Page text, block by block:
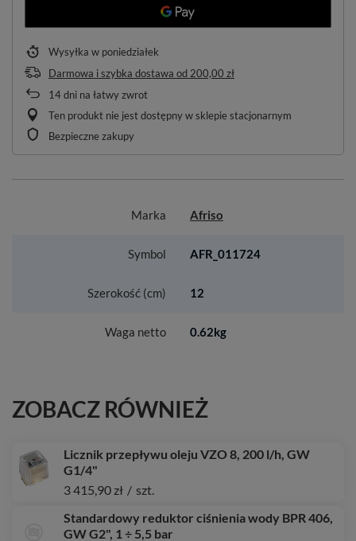
Wysyłka w poniedziałek
Darmowa i szybka dostawa od 200,00 zł
14dni na łatwy zwrot
Ten produkt nie jest dostępny w sklepie stacjonarnym
Bezpieczne zakupy
Marka Afriso
Symbol AFR_011724
Szerokość (cm) 12
Waga netto 0.62kg
ZOBACZ RÓWNIEŻ
Licznik przepływu oleju VZO 8, 200 l/h, GW
G1/4"
3 415,90 zł / szt.
Standardowy reduktor ciśnienia wody BPR 406,
GW G2", 1 ÷ 5,5 bar